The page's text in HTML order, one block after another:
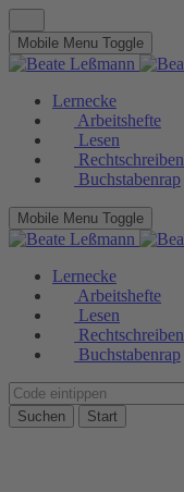
Mobile Menu Toggle
Lernecke
Arbeitshefte
Lesen
Rechtschreiben
Buchstabenrap
Mobile Menu Toggle
Lernecke
Arbeitshefte
Lesen
Rechtschreiben
Buchstabenrap
Suchen Start